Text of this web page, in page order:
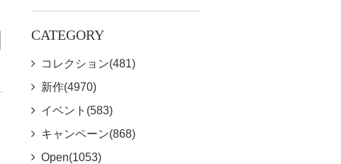
CATEGORY
コレクション(481)
新作(4970)
イベント(583)
キャンペーン(868)
Open(1053)